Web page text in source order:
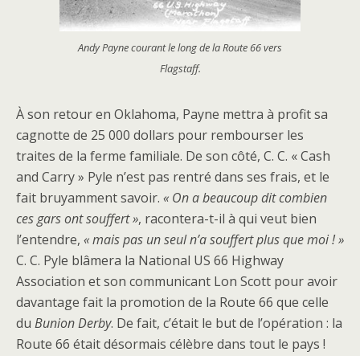
Andy Payne courant le long de la Route 66 vers
Flagstaff.
À son retour en Oklahoma, Payne mettra à profit sa
cagnotte de 25 000 dollars pour rembourser les
traites de la ferme familiale. De son côté, C. C. « Cash
and Carry » Pyle n’est pas rentré dans ses frais, et le
fait bruyamment savoir. « On a beaucoup dit combien
ces gars ont souffert », racontera-t-il à qui veut bien
l’entendre, « mais pas un seul n’a souffert plus que moi ! »
C. C. Pyle blâmera la National US 66 Highway
Association et son communicant Lon Scott pour avoir
davantage fait la promotion de la Route 66 que celle
du Bunion Derby. De fait, c’était le but de l’opération : la
Route 66 était désormais célèbre dans tout le pays !